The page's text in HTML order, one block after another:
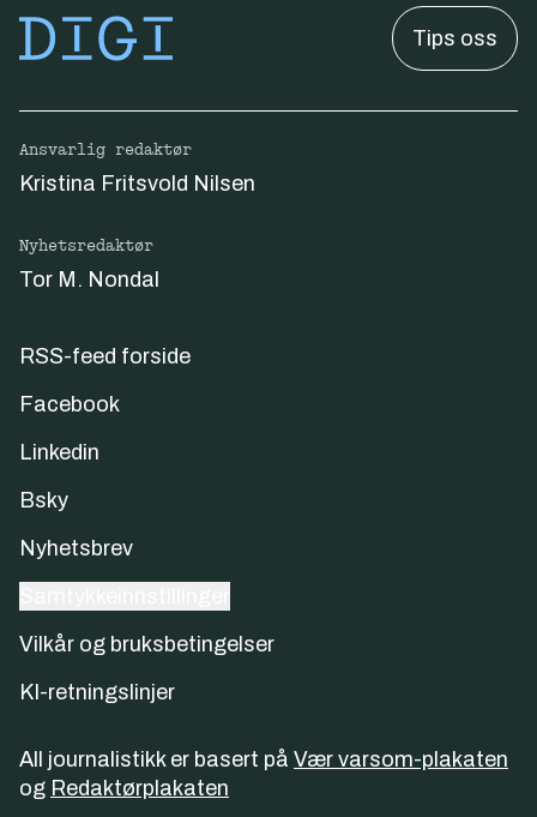
Tips oss
Ansvarlig redaktør
Kristina Fritsvold Nilsen
Nyhetsredaktør
Tor M. Nondal
RSS-feed forside
Facebook
Linkedin
Bsky
Nyhetsbrev
Vilkår og bruksbetingelser
KI-retningslinjer
All journalistikk er basert på Vær varsom-plakaten
og Redaktørplakaten